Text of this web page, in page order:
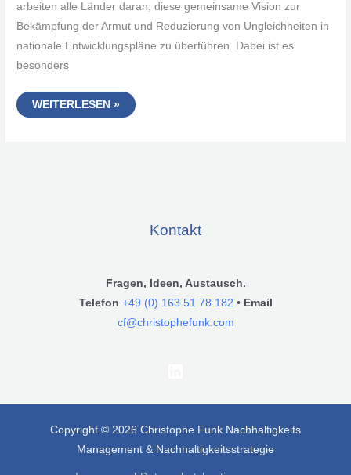
arbeiten alle Länder daran, diese gemeinsame Vision zur
Bekämpfung der Armut und Reduzierung von Ungleichheiten in
nationale Entwicklungspläne zu überführen. Dabei ist es
besonders
VEREINTE
WEITERLESEN »
Kontakt
Fragen, Ideen, Austausch.
Telefon +49 (0) 163 51 78 182 ‬ • Email
cf@christophefunk.com
Copyright © 2026 Christophe Funk Nachhaltigkeits
Management & Nachhaltigkeitsstrategie